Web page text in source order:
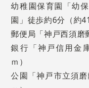
幼稚園保育園「幼
園」徒歩約6分（約
郵便局「神戸西須磨
銀行「神戸信用金
ｍ）
公園「神戸市立須